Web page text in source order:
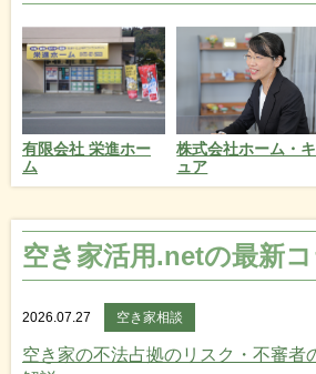
有限会社 栄進ホー
ム
株式会社ホーム・キ
ュア
空き家活用.netの最新
2026.07.27 空き家相談
空き家の不法占拠のリスク・不審者